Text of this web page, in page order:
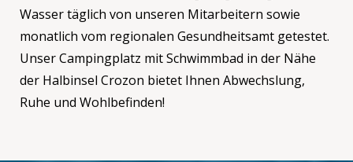
Wasser täglich von unseren Mitarbeitern sowie
monatlich vom regionalen Gesundheitsamt getestet.
Unser Campingplatz mit Schwimmbad in der Nähe
der Halbinsel Crozon bietet Ihnen Abwechslung,
Ruhe und Wohlbefinden!